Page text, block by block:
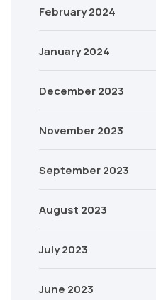
February 2024
January 2024
December 2023
November 2023
September 2023
August 2023
July 2023
June 2023